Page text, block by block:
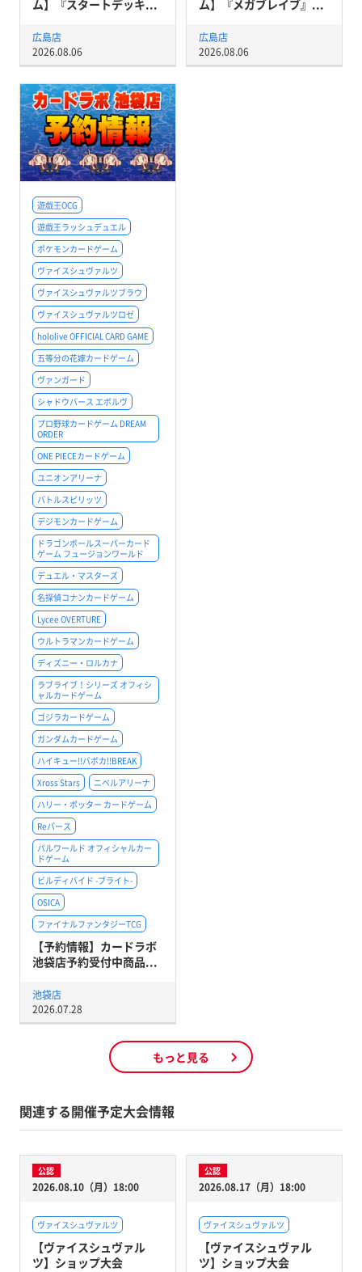
ム】『スタートデッキ...
広島店
2026.08.06
ム】『メガブレイブ』...
広島店
2026.08.06
遊戯王OCG
遊戯王ラッシュデュエル
ポケモンカードゲーム
ヴァイスシュヴァルツ
ヴァイスシュヴァルツブラウ
ヴァイスシュヴァルツロゼ
hololive OFFICIAL CARD GAME
五等分の花嫁カードゲーム
ヴァンガード
シャドウバース エボルヴ
プロ野球カードゲーム DREAM
ORDER
ONE PIECEカードゲーム
ユニオンアリーナ
バトルスピリッツ
デジモンカードゲーム
ドラゴンボールスーパーカード
ゲーム フュージョンワールド
デュエル・マスターズ
名探偵コナンカードゲーム
Lycee OVERTURE
ウルトラマンカードゲーム
ディズニー・ロルカナ
ラブライブ！シリーズ オフィシ
ャルカードゲーム
ゴジラカードゲーム
ガンダムカードゲーム
ハイキュー!!バボカ!!BREAK
Xross Stars
ニベルアリーナ
ハリー・ポッター カードゲーム
Reバース
パルワールド オフィシャルカー
ドゲーム
ビルディバイド -ブライト-
OSICA
ファイナルファンタジーTCG
【予約情報】カードラボ
池袋店予約受付中商品...
池袋店
2026.07.28
もっと見る
関連する開催予定大会情報
公認
2026.08.10（月）18:00
ヴァイスシュヴァルツ
【ヴァイスシュヴァル
ツ】ショップ大会
公認
2026.08.17（月）18:00
ヴァイスシュヴァルツ
【ヴァイスシュヴァル
ツ】ショップ大会